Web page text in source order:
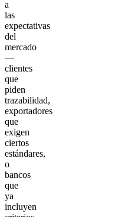
a
las
expectativas
del
mercado
—
clientes
que
piden
trazabilidad,
exportadores
que
exigen
ciertos
estándares,
o
bancos
que
ya
incluyen